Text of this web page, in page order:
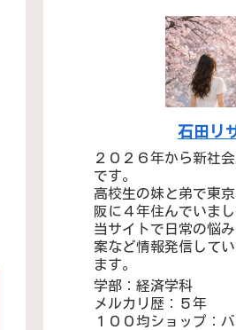
石田リ
２０２６年から新社
です。
高校生の妹と弟で東
阪に４年住んでいまし
当サイトで日常の悩
案など情報発信して
ます。
学部：経済学科
メルカリ歴：５年
１００均ショップ：